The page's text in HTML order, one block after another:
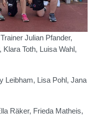
Julian Pfander,
Toth, Luisa Wahl,
Leibham, Lisa Pohl, Jana
Räker, Frieda Matheis,